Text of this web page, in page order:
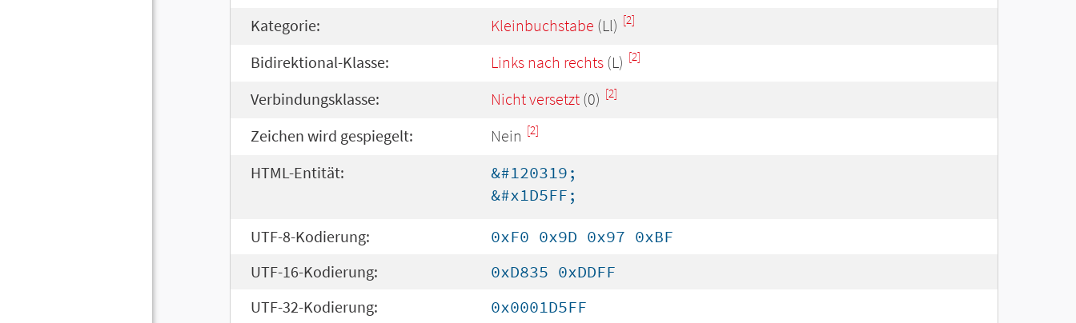
Kategorie: Kleinbuchstabe (Ll) [2]
Bidirektional-Klasse: Links nach rechts (L) [2]
Verbindungsklasse: Nicht versetzt (0) [2]
Zeichen wird gespiegelt: Nein [2]
HTML-Entität:
&#120319;
&#x1D5FF;
UTF-8-Kodierung:
0xF0 0x9D 0x97 0xBF
UTF-16-Kodierung:
0xD835 0xDDFF
UTF-32-Kodierung:
0x0001D5FF